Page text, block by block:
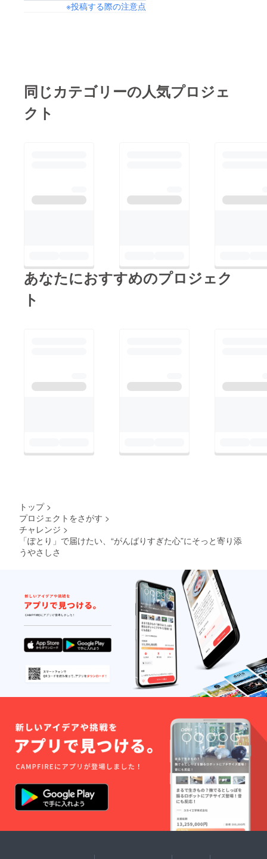
※投稿する際の注意点
同じカテゴリーの人気プロジェ
クト
あなたにおすすめのプロジェク
ト
トップ >
プロジェクトをさがす >
チャレンジ >
「ぽとり」で届けたい、“がんばりすぎた心”にそっと寄り添
うやさしさ